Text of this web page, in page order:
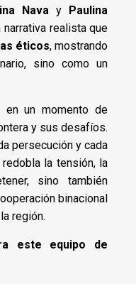
Nava y Paulina
realista que
éticos, mostrando
sino como un
en un momento de
y sus desafíos.
persecución y cada
la tensión, la
sino también
binacional
región.
este equipo de